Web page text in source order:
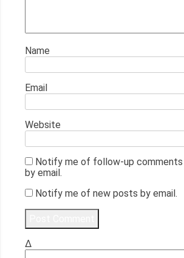
Name
Email
Website
Notify me of follow-up comments
by email.
Notify me of new posts by email.
Δ